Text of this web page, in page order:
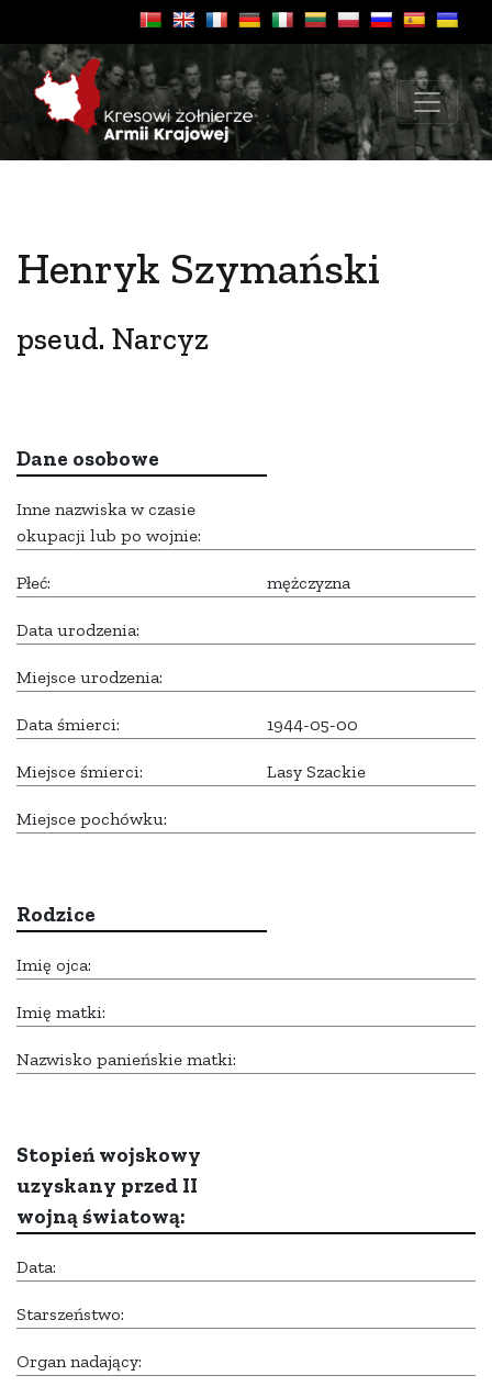
Henryk Szymański
pseud. Narcyz
Dane osobowe
Inne nazwiska w czasie
okupacji lub po wojnie:
Płeć: mężczyzna
Data urodzenia:
Miejsce urodzenia:
Data śmierci: 1944-05-00
Miejsce śmierci: Lasy Szackie
Miejsce pochówku:
Rodzice
Imię ojca:
Imię matki:
Nazwisko panieńskie matki:
Stopień wojskowy
uzyskany przed II
wojną światową:
Data:
Starszeństwo:
Organ nadający: